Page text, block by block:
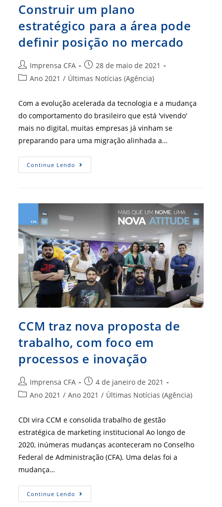
Construir um plano
estratégico para a área pode
definir posição no mercado
Autor
do
Imprensa CFA
Post
publicado:
28 de maio de 2021
Categoria
post:
Ano 2021 / Últimas Notícias (Agência)
Com a evolução acelerada da tecnologia e a mudança
do comportamento do brasileiro que está 'vivendo'
mais no digital, muitas empresas já vinham se
preparando para uma migração alinhada a…
Continue Lendo Construir
Um
Área
Definir
Posição
Mercado
CCM traz nova proposta de
trabalho, com foco em
processos e inovação
Autor
do
Imprensa CFA
Post
publicado:
4 de janeiro de 2021
Categoria
Ano 2021 / Ano 2021 / Últimas Notícias (Agência)
CDI vira CCM e consolida trabalho de gestão
estratégica de marketing institucional Ao longo de
2020, inúmeras mudanças aconteceram no Conselho
Federal de Administração (CFA). Uma delas foi a
mudança…
Continue Lendo CCM
Traz